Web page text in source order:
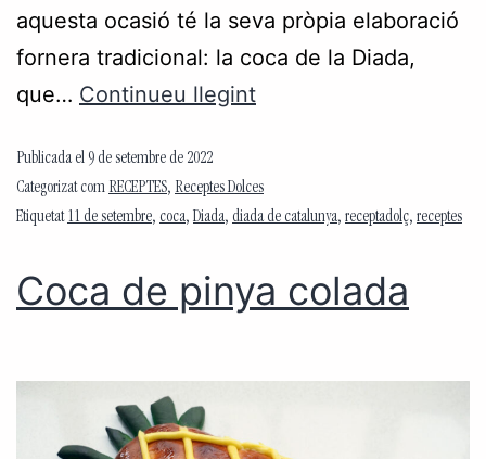
aquesta ocasió té la seva pròpia elaboració
fornera tradicional: la coca de la Diada,
que… Continueu llegint
Publicada el 9 de setembre de 2022
Categorizat com RECEPTES, Receptes Dolces
Etiquetat11 de setembre, coca, Diada, diada de catalunya, receptadolç, receptes
Coca de pinya colada